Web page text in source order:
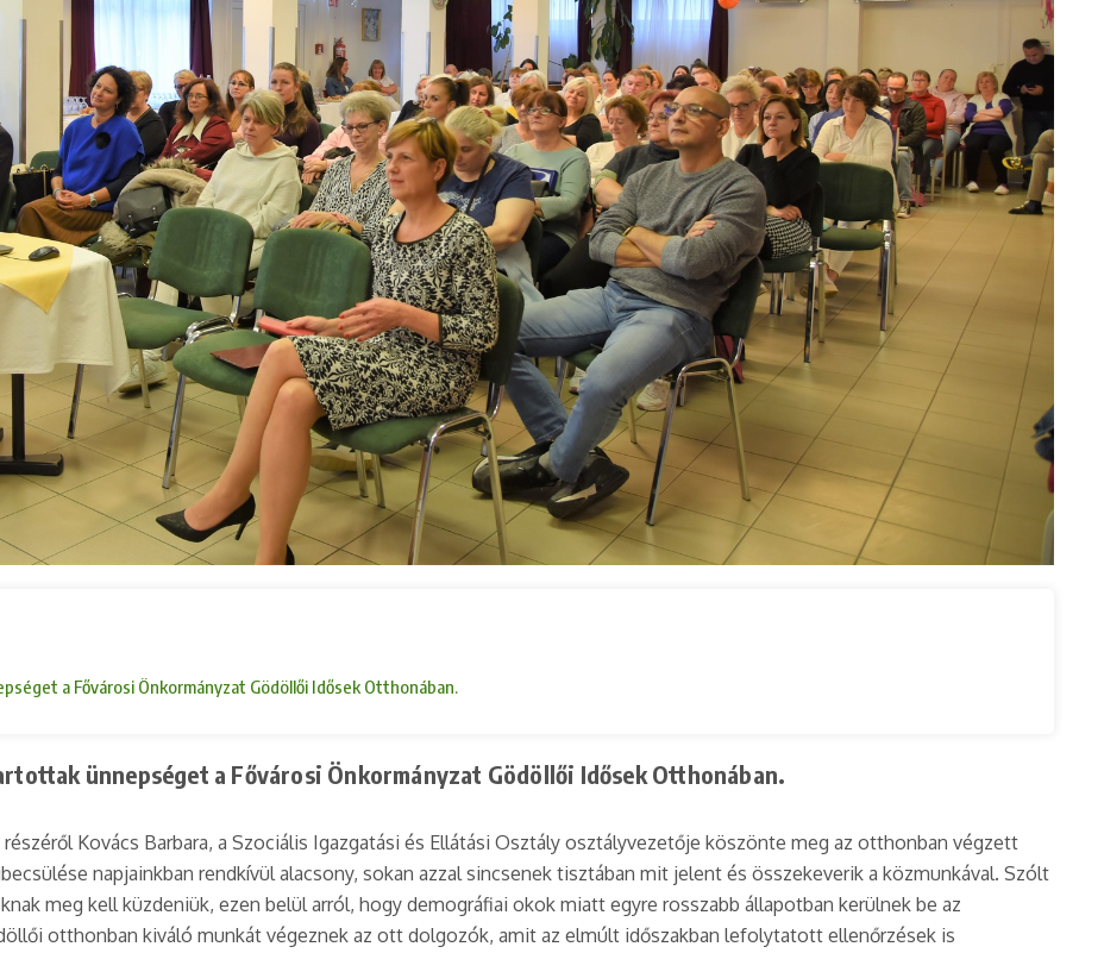
a Fővárosi Önkormányzat Gödöllői Idősek Otthonában.
ünnepséget a Fővárosi Önkormányzat Gödöllői Idősek Otthonában.
Kovács Barbara, a Szociális Igazgatási és Ellátási Osztály osztályvezetője köszönte meg az otthonban végzett
napjainkban rendkívül alacsony, sokan azzal sincsenek tisztában mit jelent és összekeverik a közmunkával. Szólt
meg kell küzdeniük, ezen belül arról, hogy demográfiai okok miatt egyre rosszabb állapotban kerülnek be az
otthonban kiváló munkát végeznek az ott dolgozók, amit az elmúlt időszakban lefolytatott ellenőrzések is